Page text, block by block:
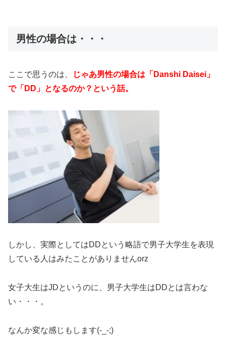
男性の場合は・・・
ここで思うのは、
じゃあ男性の場合は「Danshi Daisei」
で「DD」となるのか？という話。
しかし、実際としてはDDという略語で男子大学生を表現
している人はみたことがありませんorz
女子大生はJDというのに、男子大学生はDDとは言わな
い・・・。
なんか変な感じもします(-_-;)